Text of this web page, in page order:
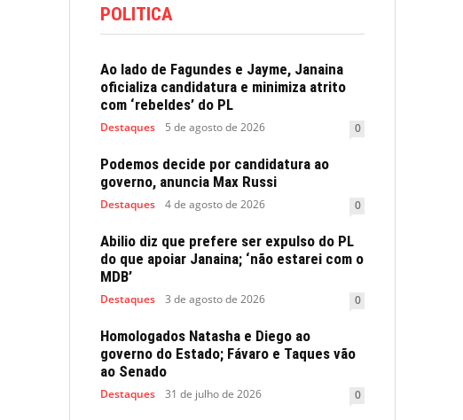
POLITICA
Ao lado de Fagundes e Jayme, Janaina
oficializa candidatura e minimiza atrito
com ‘rebeldes’ do PL
Destaques 5 de agosto de 2026 0
Podemos decide por candidatura ao
governo, anuncia Max Russi
Destaques 4 de agosto de 2026 0
Abilio diz que prefere ser expulso do PL
do que apoiar Janaina; ‘não estarei com o
MDB’
Destaques 3 de agosto de 2026 0
Homologados Natasha e Diego ao
governo do Estado; Fávaro e Taques vão
ao Senado
Destaques 31 de julho de 2026 0